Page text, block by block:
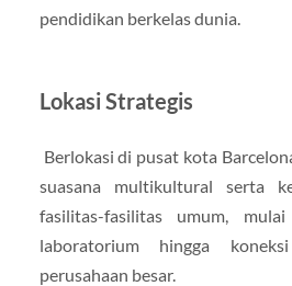
pendidikan berkelas dunia.
Lokasi Strategis
Berlokasi di pusat kota
suasana multikultural serta
fasilitas-fasilitas umum,
laboratorium hingga
perusahaan besar.